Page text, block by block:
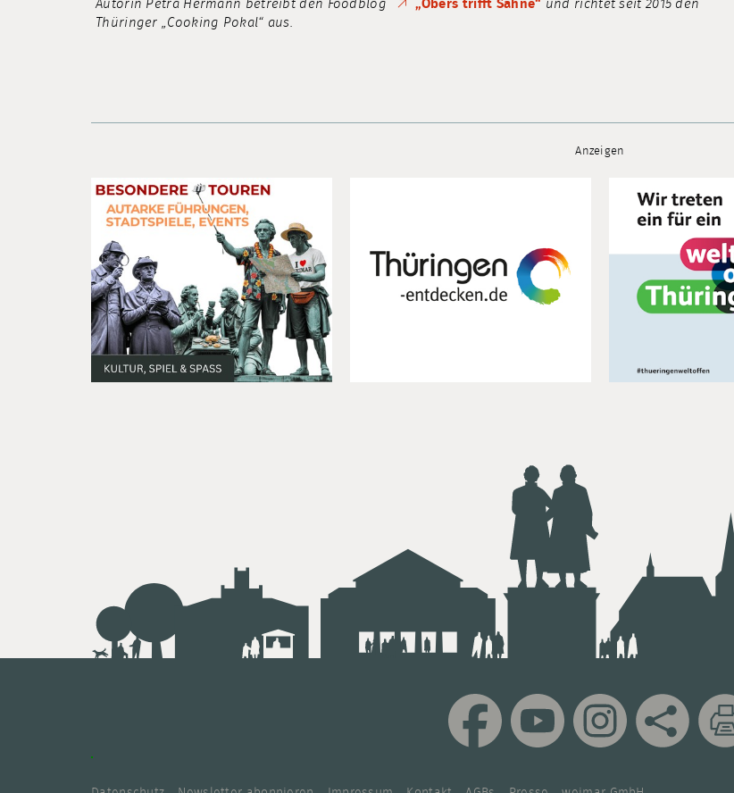
Autorin Petra Hermann betreibt den Foodblog „Obers trifft Sahne“ und richtet seit 2015 den
Thüringer „Cooking Pokal“ aus.
Anzeigen